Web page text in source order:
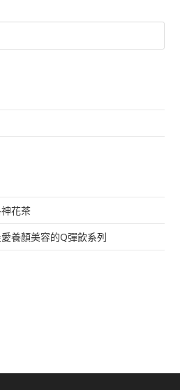
花茶
養顏美容的Q彈飲系列